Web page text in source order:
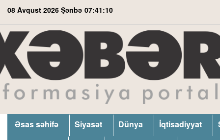
08 Avqust 2026 Şənbə 07:41:11
Əsas səhifə Siyasət Dünya İqtisadiyyat